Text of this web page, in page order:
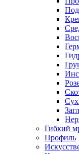
Гибкий
Профиль